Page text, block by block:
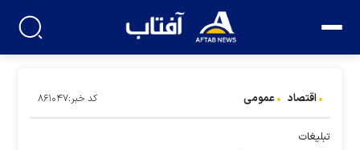
اقتصاد عمومی کد خبر:۸۶۱۰۴۷
تبلیغات